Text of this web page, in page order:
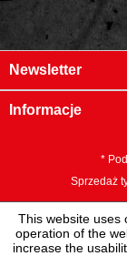
Newsletter
Informacje
*
Sprzedaż
This website uses
operation of the
increase the